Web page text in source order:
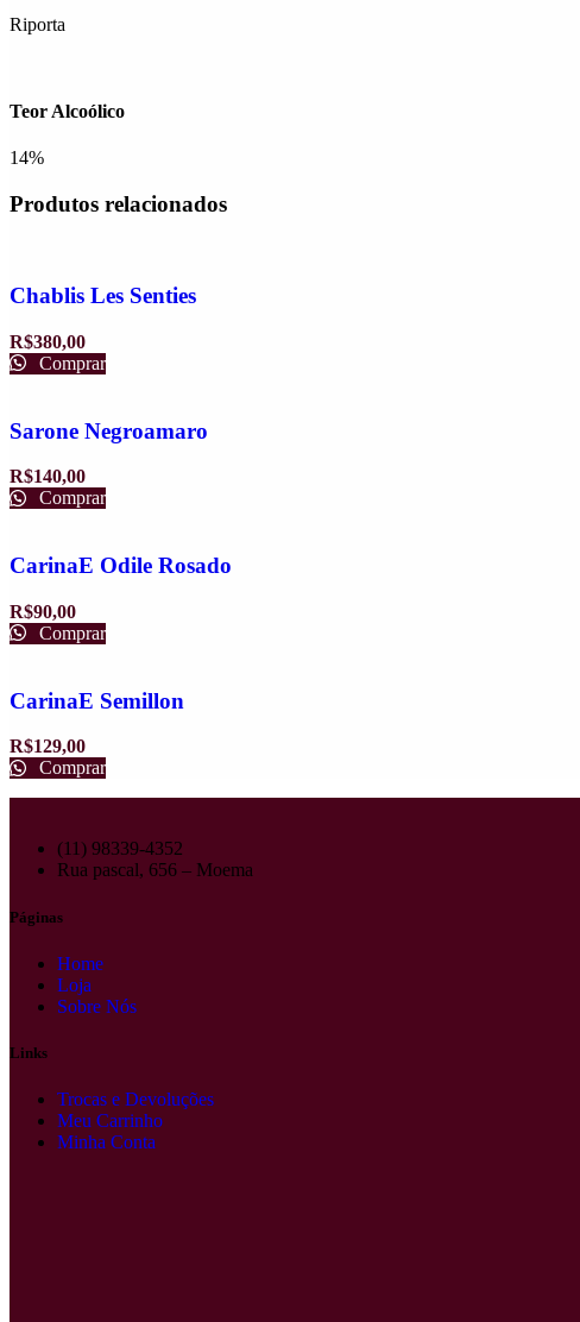
Riporta
Teor Alcoólico
14%
Produtos relacionados
Chablis Les Senties
R$380,00
Comprar
Sarone Negroamaro
R$140,00
Comprar
CarinaE Odile Rosado
R$90,00
Comprar
CarinaE Semillon
R$129,00
Comprar
(11) 98339-4352
Rua pascal, 656 – Moema
Páginas
Home
Loja
Sobre Nós
Links
Trocas e Devoluções
Meu Carrinho
Minha Conta